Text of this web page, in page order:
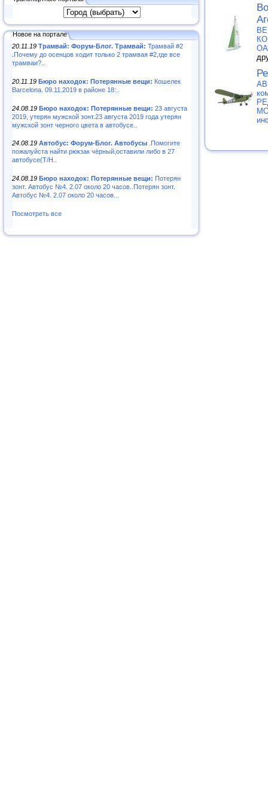
Новое на портале
20.11.19 Трамвай: Форум-Блог. Трамвай: Трамвай #2
.Почему до осенцов ходит только 2 трамвая #2,где все
трамваи?..
20.11.19 Бюро находок: Потерянные вещи: Кошелек
Barcelona. 09.11.2019 в районе 18:..
24.08.19 Бюро находок: Потерянные вещи: 23 августа
2019, утерян мужской зонт.23 августа 2019 года утерян
мужской зонт черного цвета в автобусе..
24.08.19 Автобус: Форум-Блог. Автобусы .Помогите
пожалуйста найти рюкзак чёрный,оставили либо в 27
автобусе(Т/Н..
24.08.19 Бюро находок: Потерянные вещи: Потерян
зонт. Автобус №4. 2.07 около 20 часов..Потерян зонт.
Автобус №4. 2.07 около 20 часов...
Посмотреть все